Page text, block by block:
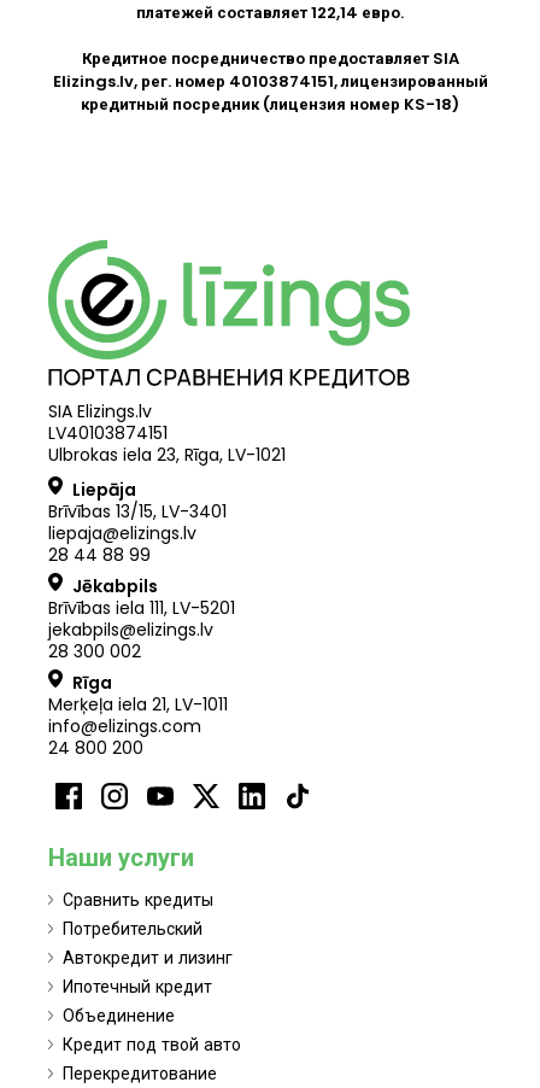
платежей составляет 122,14 евро.
Кредитное посредничество предоставляет SIA
Elizings.lv, рег. номер 40103874151, лицензированный
кредитный посредник (лицензия номер KS-18)
SIA Elizings.lv
LV40103874151
Ulbrokas iela 23, Rīga, LV-1021
Liepāja
Brīvības 13/15, LV-3401
liepaja@elizings.lv
28 44 88 99
Jēkabpils
Brīvības iela 111, LV-5201
jekabpils@elizings.lv
28 300 002
Rīga
Merķeļa iela 21, LV-1011
info@elizings.com
24 800 200
Наши услуги
Сравнить кредиты
Потребительский
Автокредит и лизинг
Ипотечный кредит
Объединение
Кредит под твой авто
Перекредитование